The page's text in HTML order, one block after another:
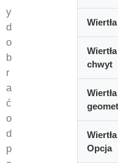
y
d
o
b
r
a
ć
o
d
p
Wiertła
Wiertła
chwyt
Wiertła
Wiertła
Opcja